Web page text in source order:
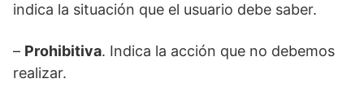
indica la situación que el usuario debe saber.
– Prohibitiva. Indica la acción que no debemos
realizar.